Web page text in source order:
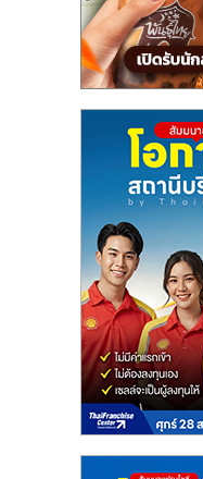
ไชส์,
รวม
แฟ
ไชส์
ขาย
แฟ